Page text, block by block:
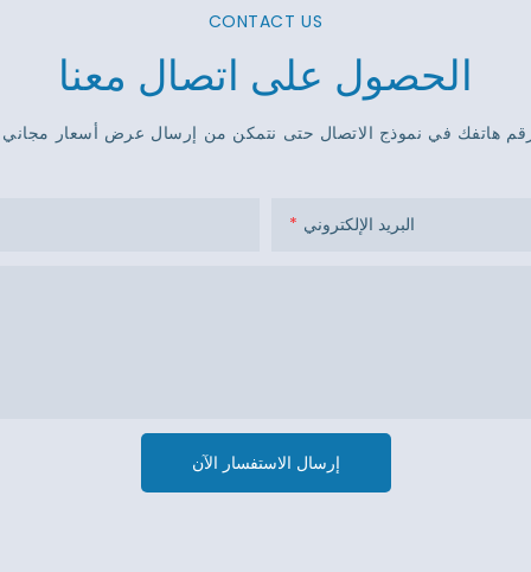
CONTACT US
الحصول على اتصال معنا
البريد الإلكتروني
إرسال الاستفسار الآن